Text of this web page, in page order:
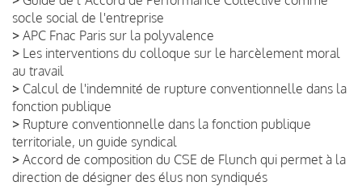
socle social de l'entreprise
> APC Fnac Paris sur la polyvalence
> Les interventions du colloque sur le harcèlement moral
au travail
> Calcul de l'indemnité de rupture conventionnelle dans la
fonction publique
> Rupture conventionnelle dans la fonction publique
territoriale, un guide syndical
> Accord de composition du CSE de Flunch qui permet à la
direction de désigner des élus non syndiqués